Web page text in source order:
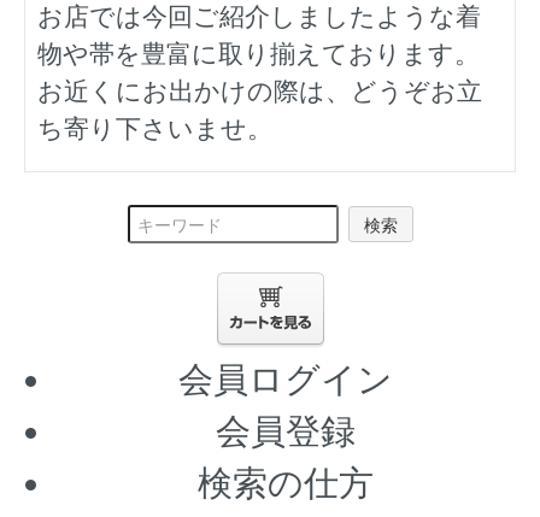
お店では今回ご紹介しましたような着
物や帯を豊富に取り揃えております。
お近くにお出かけの際は、どうぞお立
ち寄り下さいませ。
検索
会員ログイン
会員登録
検索の仕方